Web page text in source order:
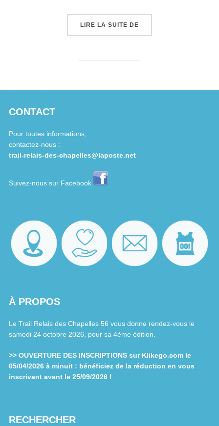
LIRE LA SUITE DE
CONTACT
Pour toutes informations,
contactez-nous :
trail-relais-des-chapelles@laposte.net
Suivez-nous sur Facebook
À PROPOS
Le Trail Relais des Chapelles 56 vous donne rendez-vous le
samedi 24 octobre 2026, pour sa 4ème édition.
>> OUVERTURE DES INSCRIPTIONS sur Klikego.com le
05/04/2026 à minuit : bénéficiez de la réduction en vous
inscrivant avant le 25/09/2026 !
RECHERCHER